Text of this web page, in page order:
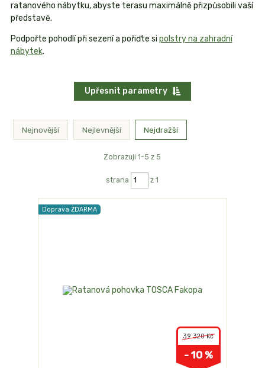
ratanového nábytku, abyste terasu maximálně přizpůsobili vaší
představě.
Podpořte pohodlí při sezení a pořiďte si polstry na zahradní
nábytek.
Upřesnit parametry
Nejnovější Nejlevnější Nejdražší
Zobrazuji 1-5 z 5
strana z 1
Doprava ZDARMA
39 320 Kč
- 10 %